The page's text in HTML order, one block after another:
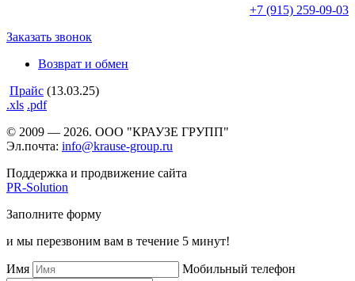
+7 (915) 259-09-03
Заказать звонок
Возврат и обмен
Прайс (13.03.25)
.xls .pdf
© 2009 — 2026. ООО "КРАУЗЕ ГРУПП"
Эл.почта: info@krause-group.ru
Поддержка и продвижение сайта
PR-Solution
Заполните форму
и мы перезвоним вам в течение 5 минут!
Имя Мобильный телефон